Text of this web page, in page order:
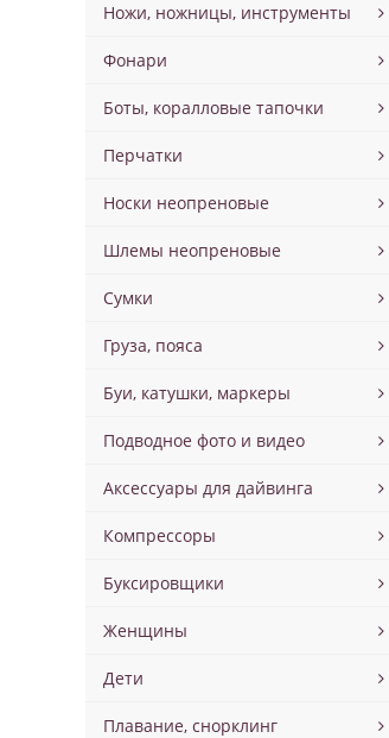
Ножи, ножницы, инструменты
Фонари
Боты, коралловые тапочки
Перчатки
Носки неопреновые
Шлемы неопреновые
Сумки
Груза, пояса
Буи, катушки, маркеры
Подводное фото и видео
Аксессуары для дайвинга
Компрессоры
Буксировщики
Женщины
Дети
Плавание, снорклинг